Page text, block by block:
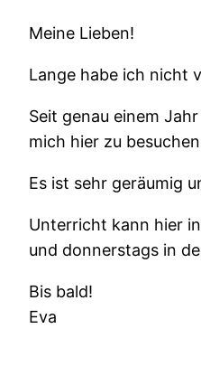
Meine Lieben!
Lange habe ich nicht
Seit genau einem
mich hier zu
Es ist sehr geräumig
Unterricht kann hier
und donnerstags in
Bis bald!
Eva